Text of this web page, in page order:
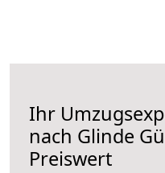
Ihr
nach Glinde
Preiswert